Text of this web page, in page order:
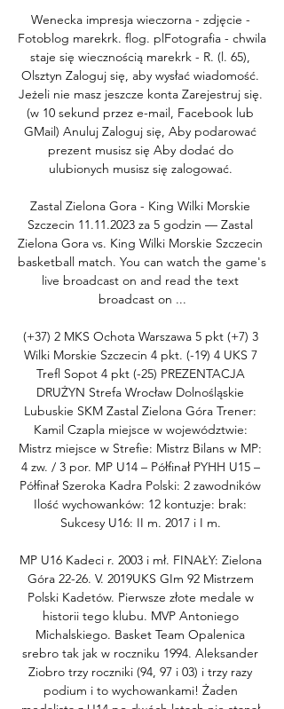
Wenecka impresja wieczorna - zdjęcie -
Fotoblog marekrk. flog. plFotografia - chwila
staje się wiecznością marekrk - R. (l. 65),
Olsztyn Zaloguj się, aby wysłać wiadomość.
Jeżeli nie masz jeszcze konta Zarejestruj się.
(w 10 sekund przez e-mail, Facebook lub
GMail) Anuluj Zaloguj się, Aby podarować
prezent musisz się Aby dodać do
ulubionych musisz się zalogować.
Zastal Zielona Gora - King Wilki Morskie
Szczecin 11.11.2023 za 5 godzin — Zastal
Zielona Gora vs. King Wilki Morskie Szczecin
basketball match. You can watch the game's
live broadcast on and read the text
broadcast on ...
(+37) 2 MKS Ochota Warszawa 5 pkt (+7) 3
Wilki Morskie Szczecin 4 pkt. (-19) 4 UKS 7
Trefl Sopot 4 pkt (-25) PREZENTACJA
DRUŻYN Strefa Wrocław Dolnośląskie
Lubuskie SKM Zastal Zielona Góra Trener:
Kamil Czapla miejsce w województwie:
Mistrz miejsce w Strefie: Mistrz Bilans w MP:
4 zw. / 3 por. MP U14 – Półfinał PYHH U15 –
Półfinał Szeroka Kadra Polski: 2 zawodników
Ilość wychowanków: 12 kontuzje: brak:
Sukcesy U16: II m. 2017 i I m.
MP U16 Kadeci r. 2003 i mł. FINAŁY: Zielona
Góra 22-26. V. 2019UKS GIm 92 Mistrzem
Polski Kadetów. Pierwsze złote medale w
historii tego klubu. MVP Antoniego
Michalskiego. Basket Team Opalenica
srebro tak jak w roczniku 1994. Aleksander
Ziobro trzy roczniki (94, 97 i 03) i trzy razy
podium i to wychowankami! Żaden